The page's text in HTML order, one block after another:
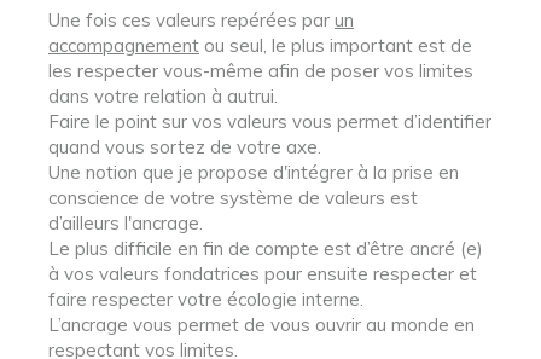
Une fois ces valeurs repérées par un
accompagnement ou seul, le plus important est de
les respecter vous-même afin de poser vos limites
dans votre relation à autrui.
Faire le point sur vos valeurs vous permet d’identifier
quand vous sortez de votre axe.
Une notion que je propose d'intégrer à la prise en
conscience de votre système de valeurs est
d’ailleurs l'ancrage.
​Le plus difficile en fin de compte est d’être ancré (e)
à vos valeurs fondatrices pour ensuite respecter et
faire respecter votre écologie interne.
L’ancrage vous permet de vous ouvrir au monde en
respectant vos limites.